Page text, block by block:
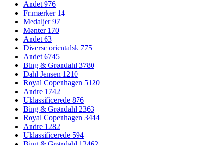
Andet976
Frimærker 14
Medaljer97
Mønter 170
Andet63
Diverse orientalsk 775
Andet6745
Bing & Grøndahl 3780
Dahl Jensen 1210
Royal Copenhagen 5120
Andre 1742
Uklassificerede 876
Bing & Grøndahl 2363
Royal Copenhagen 3444
Andre 1282
Uklassificerede 594